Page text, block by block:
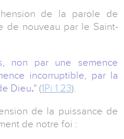
de la parole de
de nouveau par le Saint-
non par une semence
incorruptible, par la
Dieu." (1Pi 1.23).
de la puissance de
de notre foi :